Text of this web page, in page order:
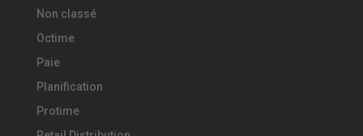
Non classé
Octime
Paie
Planification
Protime